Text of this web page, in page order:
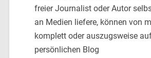
freier Journalist oder Autor
an Medien liefere, können von
komplett oder auszugsweise
persönlichen Blog